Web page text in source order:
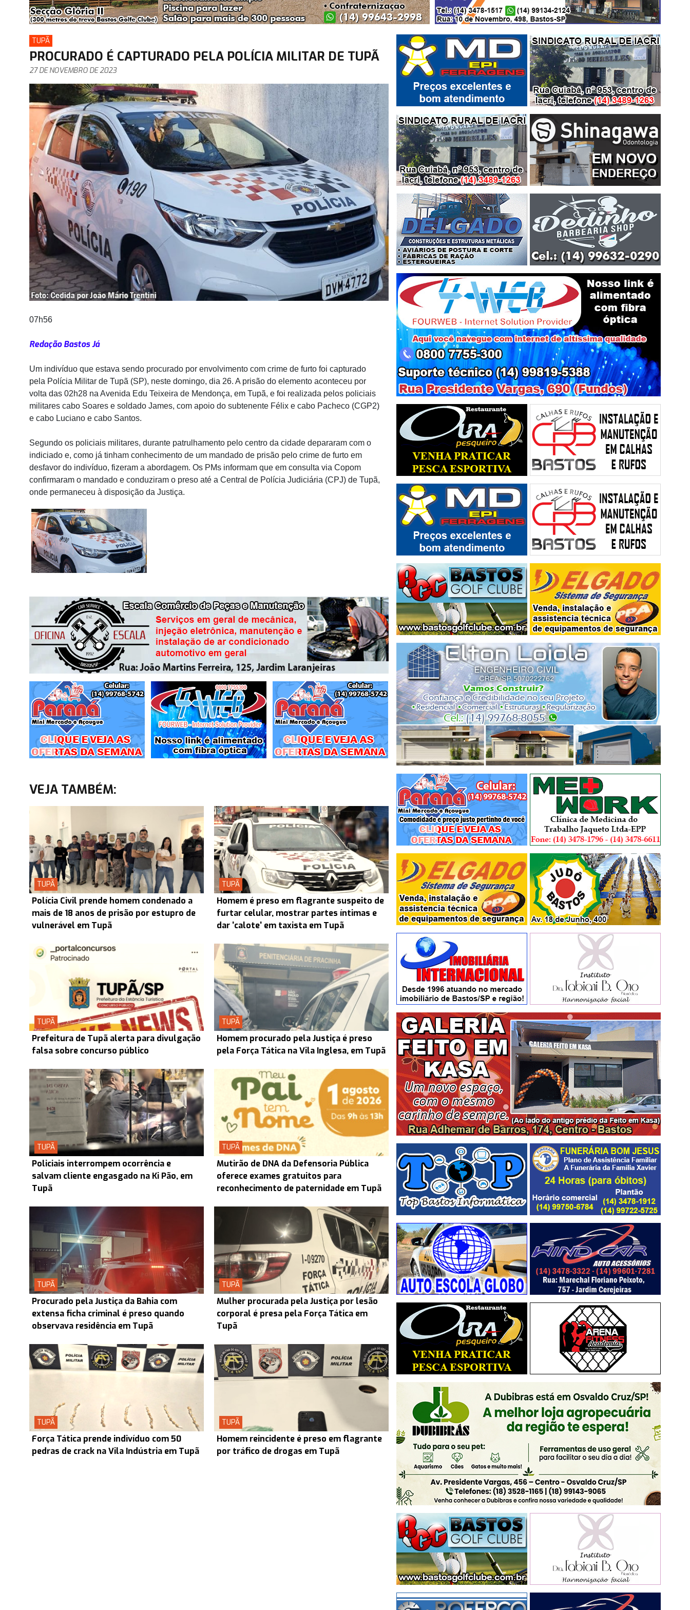
TUPÃ
PROCURADO É CAPTURADO PELA POLÍCIA MILITAR DE TUPÃ
27 DE NOVEMBRO DE 2023
07h56
Redação Bastos Já
Um indivíduo que estava sendo procurado por envolvimento com crime de furto foi capturado
pela Polícia Militar de Tupã (SP), neste domingo, dia 26. A prisão do elemento aconteceu por
volta das 02h28 na Avenida Edu Teixeira de Mendonça, em Tupã, e foi realizada pelos policiais
militares cabo Soares e soldado James, com apoio do subtenente Félix e cabo Pacheco (CGP2)
e cabo Luciano e cabo Santos.
Segundo os policiais militares, durante patrulhamento pelo centro da cidade depararam com o
indiciado e, como já tinham conhecimento de um mandado de prisão pelo crime de furto em
desfavor do indivíduo, fizeram a abordagem. Os PMs informam que em consulta via Copom
confirmaram o mandado e conduziram o preso até a Central de Polícia Judiciária (CPJ) de Tupã,
onde permaneceu à disposição da Justiça.
VEJA TAMBÉM:
TUPÃ
Polícia Civil prende homem condenado a
mais de 18 anos de prisão por estupro de
vulnerável em Tupã
TUPÃ
Homem é preso em flagrante suspeito de
furtar celular, mostrar partes íntimas e
dar 'calote' em taxista em Tupã
TUPÃ
Prefeitura de Tupã alerta para divulgação
falsa sobre concurso público
TUPÃ
Homem procurado pela Justiça é preso
pela Força Tática na Vila Inglesa, em Tupã
TUPÃ
Policiais interrompem ocorrência e
salvam cliente engasgado na Ki Pão, em
Tupã
TUPÃ
Mutirão de DNA da Defensoria Pública
oferece exames gratuitos para
reconhecimento de paternidade em Tupã
TUPÃ
Procurado pela Justiça da Bahia com
extensa ficha criminal é preso quando
observava residência em Tupã
TUPÃ
Mulher procurada pela Justiça por lesão
corporal é presa pela Força Tática em
Tupã
TUPÃ
Força Tática prende indivíduo com 50
pedras de crack na Vila Indústria em Tupã
TUPÃ
Homem reincidente é preso em flagrante
por tráfico de drogas em Tupã